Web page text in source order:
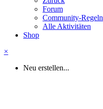
Forum
Community-Regeln
Alle Aktivitäten
Shop
×
Neu erstellen...